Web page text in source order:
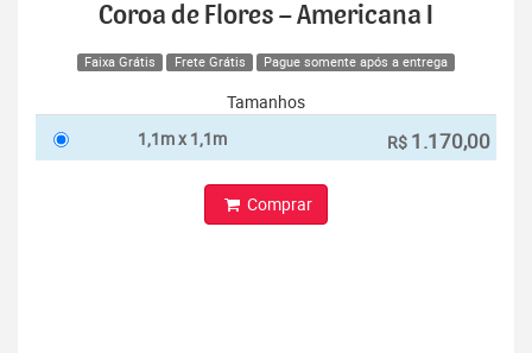
Coroa de Flores – Americana I
Faixa Grátis Frete Grátis Pague somente após a entrega
Tamanhos
1,1m x 1,1m
R$ 1.170,00
Comprar